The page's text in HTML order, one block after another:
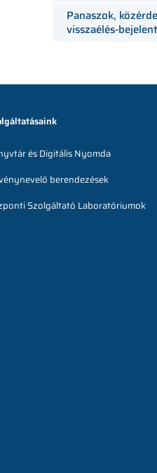
Panaszok,
visszaélés-
és Digitális Nyomda
berendezések
Szolgáltató Laboratóriumok